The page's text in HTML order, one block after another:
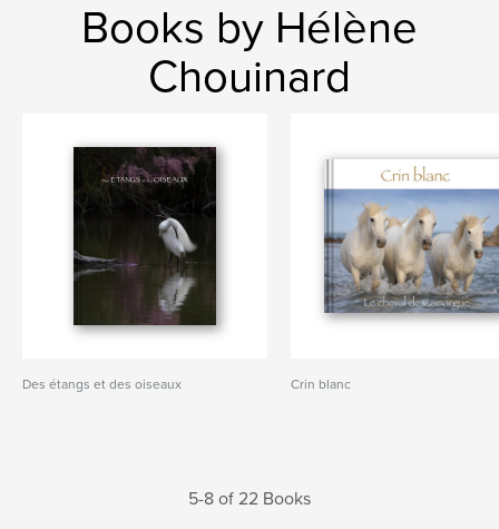
Books by Hélène
Chouinard
Des étangs et des oiseaux Crin blanc
5-8 of 22 Books